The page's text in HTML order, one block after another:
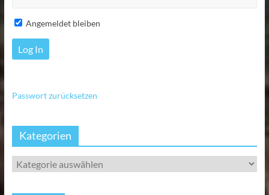
Angemeldet bleiben
Passwort zurücksetzen
Kategorien